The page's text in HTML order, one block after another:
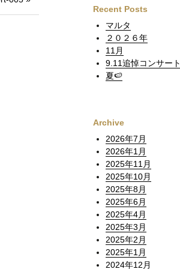
Recent Posts
マルタ
２０２６年
11月
9.11追悼コンサート
夏🍉
Archive
2026年7月
2026年1月
2025年11月
2025年10月
2025年8月
2025年6月
2025年4月
2025年3月
2025年2月
2025年1月
2024年12月